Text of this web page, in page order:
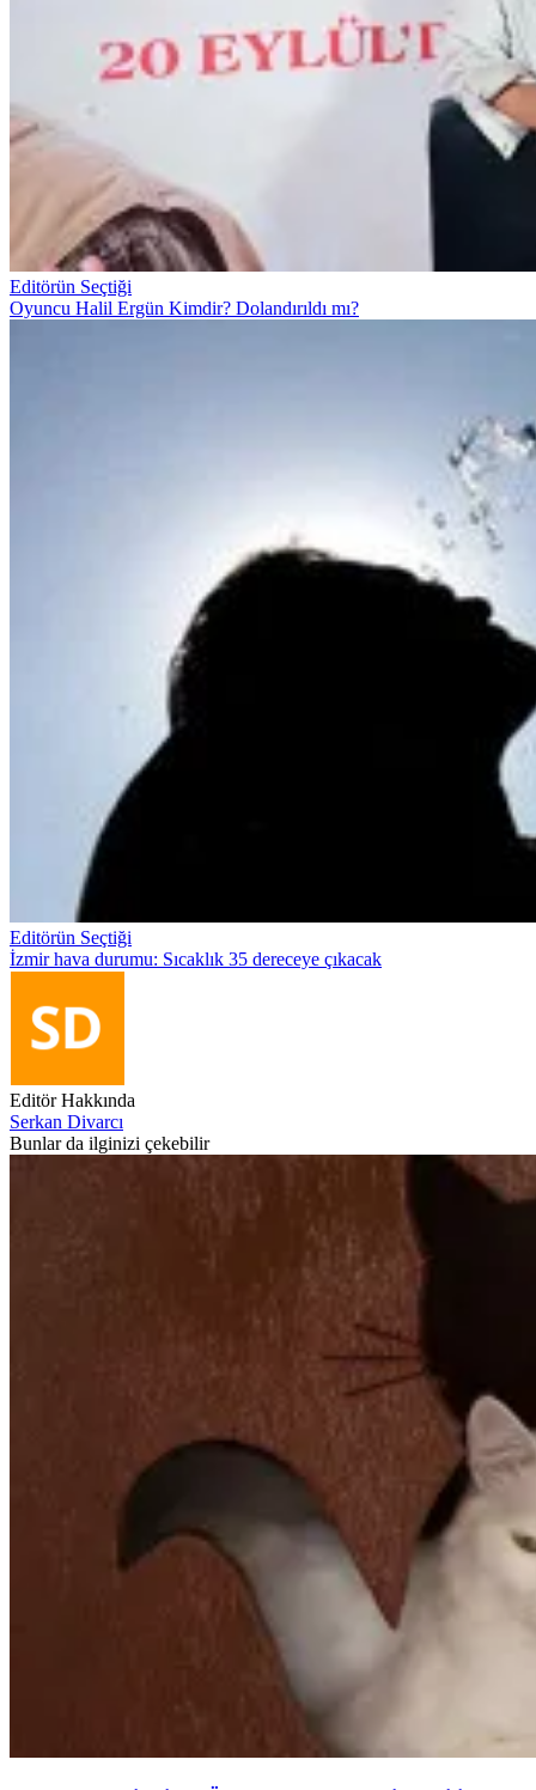
Editörün Seçtiği
Oyuncu Halil Ergün Kimdir? Dolandırıldı mı?
Editörün Seçtiği
İzmir hava durumu: Sıcaklık 35 dereceye çıkacak
Editör Hakkında
Serkan Divarcı
Bunlar da ilginizi çekebilir